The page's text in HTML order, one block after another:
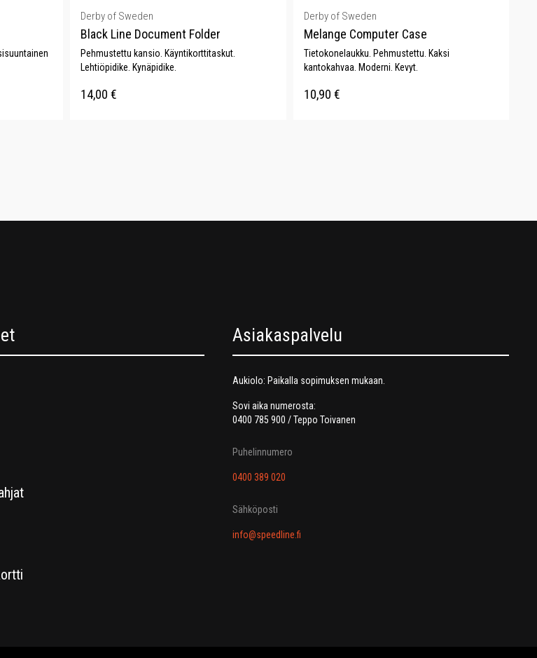
Derby of Sweden
Black Line Document Folder
Pehmustettu kansio. Käyntikorttitaskut.
Lehtiöpidike. Kynäpidike.
14,00 €
Derby of Sweden
Melange Computer Case
Tietokonelaukku. Pehmustettu. Kaksi
kantokahvaa. Moderni. Kevyt.
10,90 €
Asiakaspalvelu
Aukiolo: Paikalla sopimuksen mukaan.
Sovi aika numerosta:
0400 785 900 / Teppo Toivanen
Puhelinnumero
0400 389 020
Sähköposti
info@speedline.fi